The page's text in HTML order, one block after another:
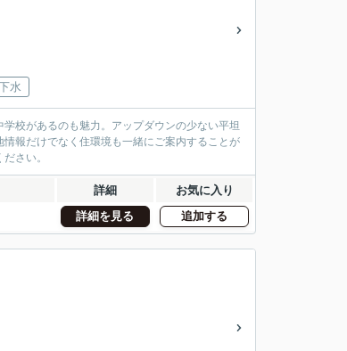
水
校があるのも魅力。アップダウンの少ない平坦
報だけでなく住環境も一緒にご案内することが
さい。
詳細 お気に入り
詳細を見る 追加する